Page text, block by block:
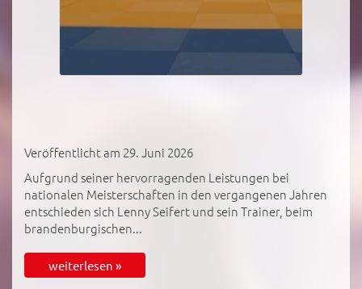
Veröffentlicht am 29. Juni 2026
Aufgrund seiner hervorragenden Leistungen bei
nationalen Meisterschaften in den vergangenen Jahren
entschieden sich Lenny Seifert und sein Trainer, beim
brandenburgischen...
weiterlesen »